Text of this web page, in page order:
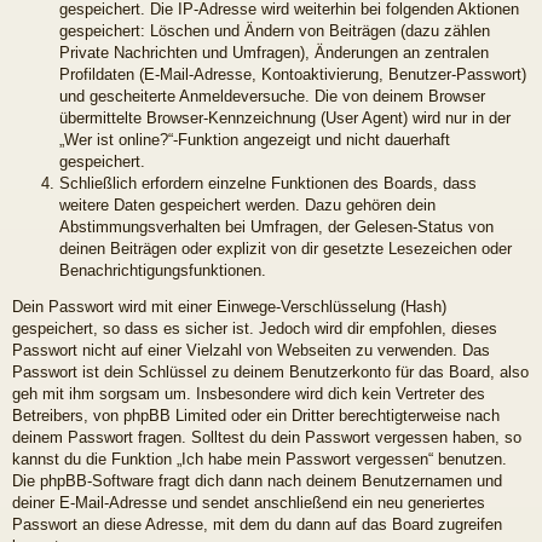
gespeichert. Die IP-Adresse wird weiterhin bei folgenden Aktionen
gespeichert: Löschen und Ändern von Beiträgen (dazu zählen
Private Nachrichten und Umfragen), Änderungen an zentralen
Profildaten (E-Mail-Adresse, Kontoaktivierung, Benutzer-Passwort)
und gescheiterte Anmeldeversuche. Die von deinem Browser
übermittelte Browser-Kennzeichnung (User Agent) wird nur in der
„Wer ist online?“-Funktion angezeigt und nicht dauerhaft
gespeichert.
Schließlich erfordern einzelne Funktionen des Boards, dass
weitere Daten gespeichert werden. Dazu gehören dein
Abstimmungsverhalten bei Umfragen, der Gelesen-Status von
deinen Beiträgen oder explizit von dir gesetzte Lesezeichen oder
Benachrichtigungsfunktionen.
Dein Passwort wird mit einer Einwege-Verschlüsselung (Hash)
gespeichert, so dass es sicher ist. Jedoch wird dir empfohlen, dieses
Passwort nicht auf einer Vielzahl von Webseiten zu verwenden. Das
Passwort ist dein Schlüssel zu deinem Benutzerkonto für das Board, also
geh mit ihm sorgsam um. Insbesondere wird dich kein Vertreter des
Betreibers, von phpBB Limited oder ein Dritter berechtigterweise nach
deinem Passwort fragen. Solltest du dein Passwort vergessen haben, so
kannst du die Funktion „Ich habe mein Passwort vergessen“ benutzen.
Die phpBB-Software fragt dich dann nach deinem Benutzernamen und
deiner E-Mail-Adresse und sendet anschließend ein neu generiertes
Passwort an diese Adresse, mit dem du dann auf das Board zugreifen